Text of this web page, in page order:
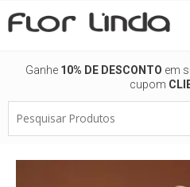
para
Ganhe 10% DE DESCONTO em
cupom
Produtos